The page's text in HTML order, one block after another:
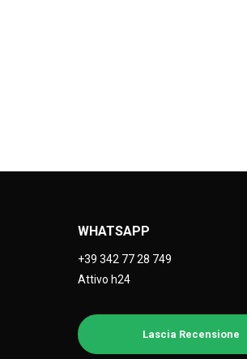
WHATSAPP
+39 342 77 28 749
Attivo h24
Lascia Recensione